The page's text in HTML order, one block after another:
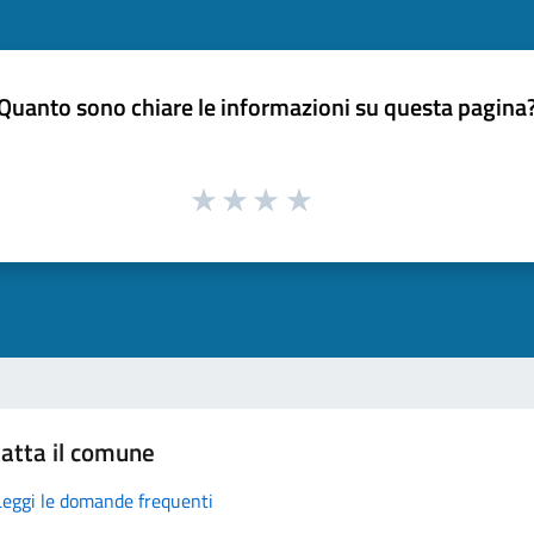
sono chiare le informazioni su questa
il comune
le domande frequenti